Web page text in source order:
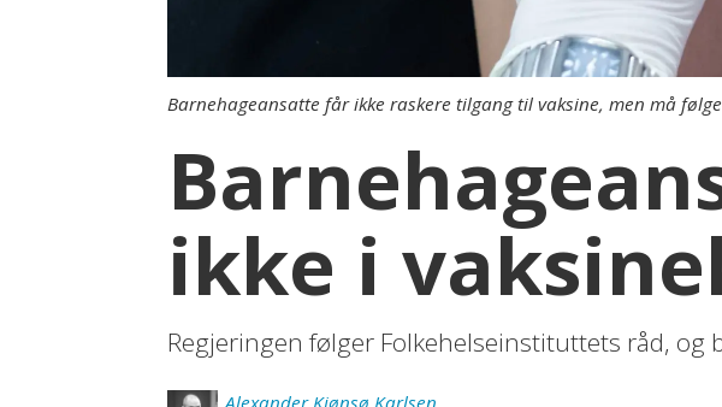
Barnehageansatte får ikke raskere tilgang til vaksine, men må
ikke i
Regjeringen følger Folkehelseinstituttets råd,